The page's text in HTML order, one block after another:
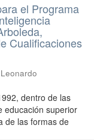
el Programa
Cualificaciones
dentro de las
educación superior
de las formas de